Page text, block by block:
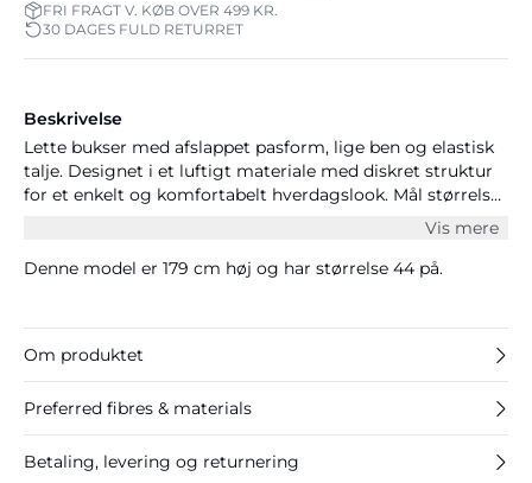
FRI FRAGT V. KØB OVER 499 KR.
30 DAGES FULD RETURRET
Beskrivelse
Lette bukser med afslappet pasform, lige ben og elastisk
talje. Designet i et luftigt materiale med diskret struktur
for et enkelt og komfortabelt hverdagslook. Mål størrelse
S/44: talje 89 cm og indvendig benlængde 68 cm.Vis mere
Denne model er 179 cm høj og har størrelse 44 på.
Om produktet
Preferred fibres & materials
Betaling, levering og returnering